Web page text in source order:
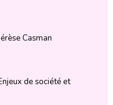
Casman
de société et